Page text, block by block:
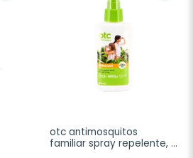
otc antimosquitos
familiar spray repelente,